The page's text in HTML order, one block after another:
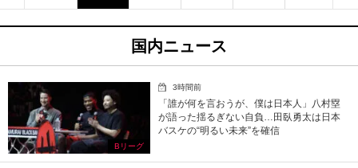
国内ニュース
Bリーグ
3時間前
「誰が何を言おうが、僕は日本人」八村塁
が語った揺るぎない自負…田臥勇太は日本
バスケの“明るい未来”を確信